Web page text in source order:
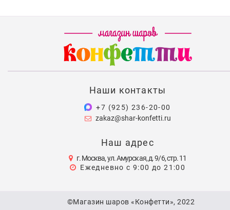
Наши контакты
+7 (925) 236-20-00
zakaz@shar-konfetti.ru
Наш адрес
г. Москва, ул. Амурская, д. 9/6, стр. 11
Ежедневно с 9:00 до 21:00
©Магазин шаров «Конфетти», 2022